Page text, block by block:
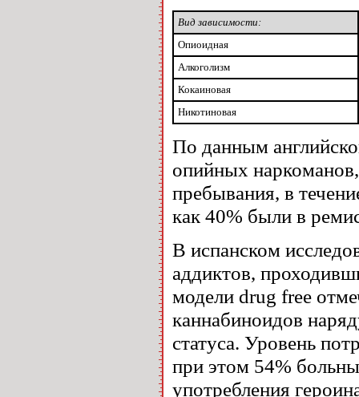
Вид зависимости:
Опиоидная
Алкоголизм
Кокаиновая
Никотиновая
По данным
опийных
пребывания, в
как 40% были в
В испанском
аддиктов,
модели drug free
каннабиноидов
статуса. Уровень
при этом 54%
употребления